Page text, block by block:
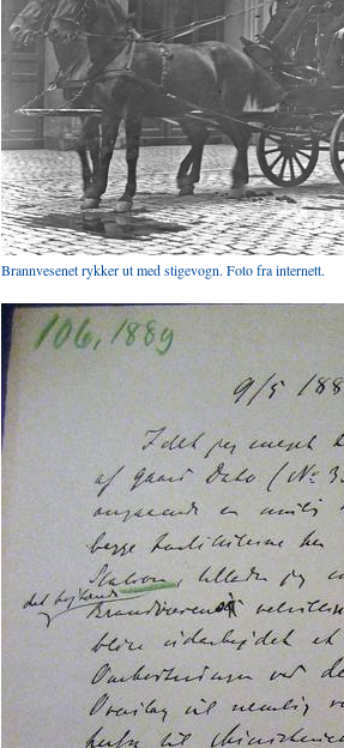
Brannvesenet rykker ut med stigevogn. Foto fra internett.